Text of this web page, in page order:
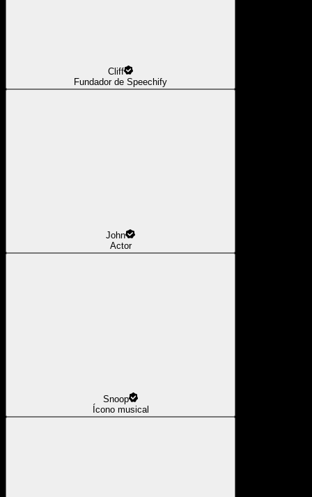
Cliff
Fundador de Speechify
John
Actor
Snoop
Ícono musical